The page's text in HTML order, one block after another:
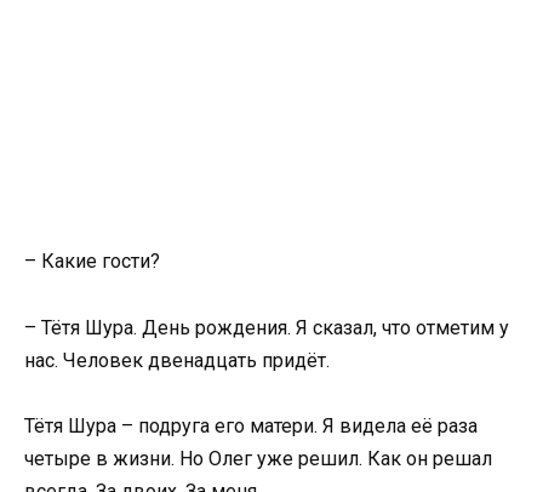
– Какие гости?
– Тётя Шура. День рождения. Я сказал, что отметим у
нас. Человек двенадцать придёт.
Тётя Шура – подруга его матери. Я видела её раза
четыре в жизни. Но Олег уже решил. Как он решал